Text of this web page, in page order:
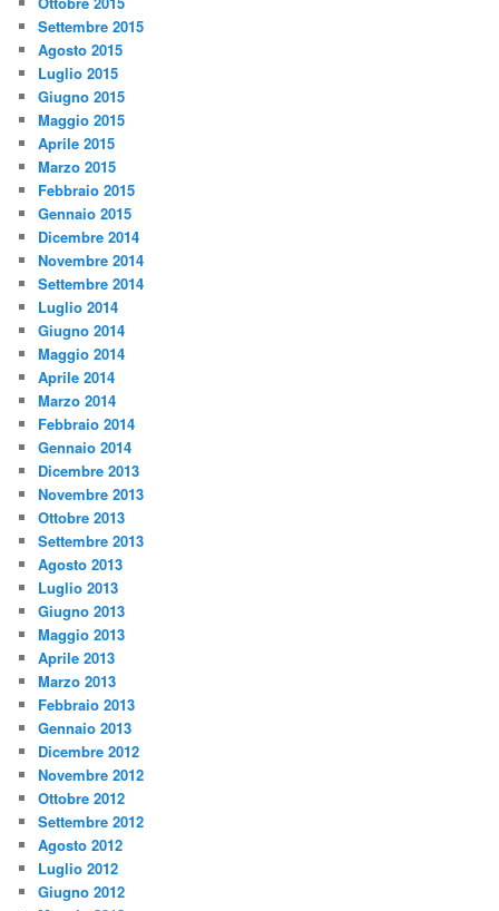
Settembre 2015
Agosto 2015
Luglio 2015
Giugno 2015
Maggio 2015
Aprile 2015
Marzo 2015
Febbraio 2015
Gennaio 2015
Dicembre 2014
Novembre 2014
Settembre 2014
Luglio 2014
Giugno 2014
Maggio 2014
Aprile 2014
Marzo 2014
Febbraio 2014
Gennaio 2014
Dicembre 2013
Novembre 2013
Ottobre 2013
Settembre 2013
Agosto 2013
Luglio 2013
Giugno 2013
Maggio 2013
Aprile 2013
Marzo 2013
Febbraio 2013
Gennaio 2013
Dicembre 2012
Novembre 2012
Ottobre 2012
Settembre 2012
Agosto 2012
Luglio 2012
Giugno 2012